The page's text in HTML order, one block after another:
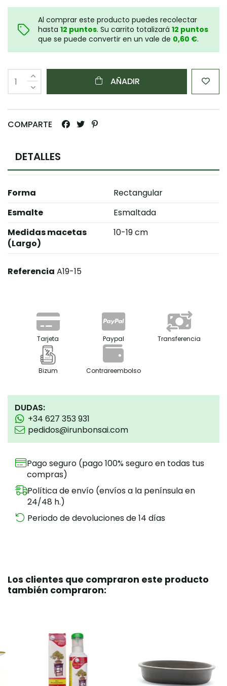
Al comprar este producto puedes recolectar
hasta 12 puntos. Su carrito totalizará 12 puntos
que se puede convertir en un vale de 0,60 €.
AÑADIR
COMPARTE
DETALLES
Forma
Rectangular
Esmalte
Esmaltada
Medidas macetas
(Largo)
10-19 cm
Referencia A19-15
Tarjeta Paypal Transferencia
Bizum Contrareembolso
DUDAS:
+34 627 353 931
pedidos@irunbonsai.com
Pago seguro (pago 100% seguro en todas tus
compras)
Política de envío (envíos a la península en
24/48 h.)
Periodo de devoluciones de 14 días
Los clientes que compraron este producto
también compraron: